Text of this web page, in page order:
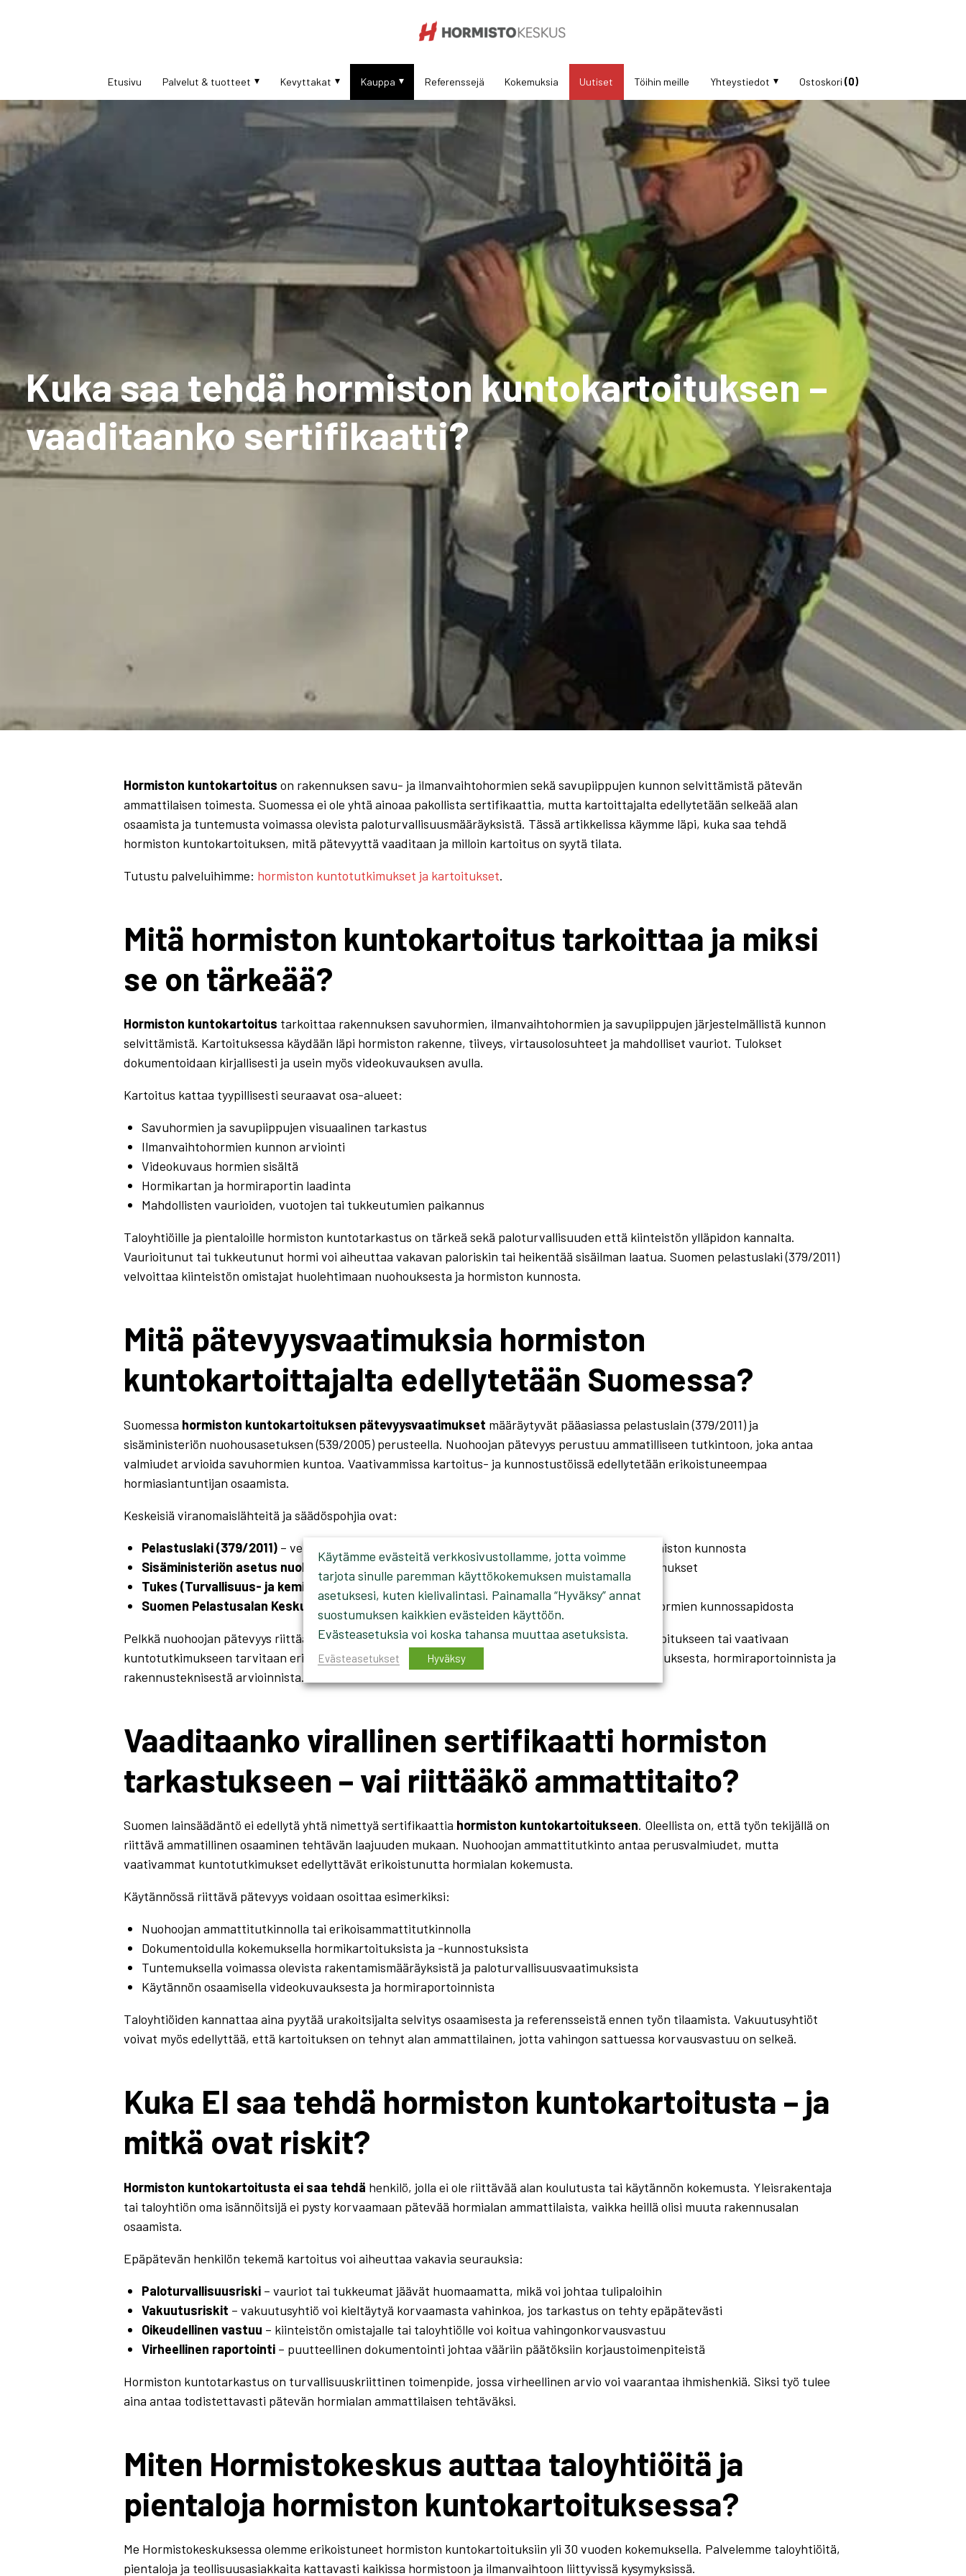
Etusivu Palvelut & tuotteet Kevyttakat Kauppa Referenssejä Kokemuksia Uutiset Töihin meille Yhteystiedot Ostoskori (0)
Kuka saa tehdä hormiston kuntokartoituksen –
vaaditaanko sertifikaatti?
Hormiston kuntokartoitus on rakennuksen savu- ja ilmanvaihtohormien sekä savupiippujen kunnon selvittämistä pätevän
ammattilaisen toimesta. Suomessa ei ole yhtä ainoaa pakollista sertifikaattia, mutta kartoittajalta edellytetään selkeää alan
osaamista ja tuntemusta voimassa olevista paloturvallisuusmääräyksistä. Tässä artikkelissa käymme läpi, kuka saa tehdä
hormiston kuntokartoituksen, mitä pätevyyttä vaaditaan ja milloin kartoitus on syytä tilata.
Tutustu palveluihimme: hormiston kuntotutkimukset ja kartoitukset.
Mitä hormiston kuntokartoitus tarkoittaa ja miksi
se on tärkeää?
Hormiston kuntokartoitus tarkoittaa rakennuksen savuhormien, ilmanvaihtohormien ja savupiippujen järjestelmällistä kunnon
selvittämistä. Kartoituksessa käydään läpi hormiston rakenne, tiiveys, virtausolosuhteet ja mahdolliset vauriot. Tulokset
dokumentoidaan kirjallisesti ja usein myös videokuvauksen avulla.
Kartoitus kattaa tyypillisesti seuraavat osa-alueet:
Savuhormien ja savupiippujen visuaalinen tarkastus
Ilmanvaihtohormien kunnon arviointi
Videokuvaus hormien sisältä
Hormikartan ja hormiraportin laadinta
Mahdollisten vaurioiden, vuotojen tai tukkeutumien paikannus
Taloyhtiöille ja pientaloille hormiston kuntotarkastus on tärkeä sekä paloturvallisuuden että kiinteistön ylläpidon kannalta.
Vaurioitunut tai tukkeutunut hormi voi aiheuttaa vakavan paloriskin tai heikentää sisäilman laatua. Suomen pelastuslaki (379/2011)
velvoittaa kiinteistön omistajat huolehtimaan nuohouksesta ja hormiston kunnosta.
Mitä pätevyysvaatimuksia hormiston
kuntokartoittajalta edellytetään Suomessa?
Suomessa hormiston kuntokartoituksen pätevyysvaatimukset määräytyvät pääasiassa pelastuslain (379/2011) ja
sisäministeriön nuohousasetuksen (539/2005) perusteella. Nuohoojan pätevyys perustuu ammatilliseen tutkintoon, joka antaa
valmiudet arvioida savuhormien kuntoa. Vaativammissa kartoitus- ja kunnostustöissä edellytetään erikoistuneempaa
hormiasiantuntijan osaamista.
Keskeisiä viranomaislähteitä ja säädöspohjia ovat:
Pelastuslaki (379/2011) – velvoittaa kiinteistön omistajan huolehtimaan nuohouksesta ja hormiston kunnosta
Sisäministeriön asetus nuohouksesta (539/2005)
– määrittelee nuohoojan kelpoisuusvaatimukset
Tukes (Turvallisuus- ja kemikaalivirasto)
– valvoo paloturvallisuuteen liittyviä vaatimuksia
Suomen Pelastusalan Keskusjärjestö (SPEK)
– tuottaa ohjeistusta paloturvallisuudesta ja hormien kunnossapidosta
Pelkkä nuohoojan pätevyys riittää perusnuohoukseen, mutta laajempaan ilmanvaihtohormien kartoitukseen tai vaativaan
kuntotutkimukseen tarvitaan erikoistunut hormialan ammattilainen, jolla on kokemusta videokuvauksesta, hormiraportoinnista ja
rakennusteknisestä arvioinnista.
Vaaditaanko virallinen sertifikaatti hormiston
tarkastukseen – vai riittääkö ammattitaito?
Suomen lainsäädäntö ei edellytä yhtä nimettyä sertifikaattia hormiston kuntokartoitukseen. Oleellista on, että työn tekijällä on
riittävä ammatillinen osaaminen tehtävän laajuuden mukaan. Nuohoojan ammattitutkinto antaa perusvalmiudet, mutta
vaativammat kuntotutkimukset edellyttävät erikoistunutta hormialan kokemusta.
Käytännössä riittävä pätevyys voidaan osoittaa esimerkiksi:
Nuohoojan ammattitutkinnolla tai erikoisammattitutkinnolla
Dokumentoidulla kokemuksella hormikartoituksista ja -kunnostuksista
Tuntemuksella voimassa olevista rakentamismääräyksistä ja paloturvallisuusvaatimuksista
Käytännön osaamisella videokuvauksesta ja hormiraportoinnista
Taloyhtiöiden kannattaa aina pyytää urakoitsijalta selvitys osaamisesta ja referensseistä ennen työn tilaamista. Vakuutusyhtiöt
voivat myös edellyttää, että kartoituksen on tehnyt alan ammattilainen, jotta vahingon sattuessa korvausvastuu on selkeä.
Kuka EI saa tehdä hormiston kuntokartoitusta – ja
mitkä ovat riskit?
Hormiston kuntokartoitusta ei saa tehdä henkilö, jolla ei ole riittävää alan koulutusta tai käytännön kokemusta. Yleisrakentaja
tai taloyhtiön oma isännöitsijä ei pysty korvaamaan pätevää hormialan ammattilaista, vaikka heillä olisi muuta rakennusalan
osaamista.
Epäpätevän henkilön tekemä kartoitus voi aiheuttaa vakavia seurauksia:
Paloturvallisuusriski – vauriot tai tukkeumat jäävät huomaamatta, mikä voi johtaa tulipaloihin
Vakuutusriskit – vakuutusyhtiö voi kieltäytyä korvaamasta vahinkoa, jos tarkastus on tehty epäpätevästi
Oikeudellinen vastuu – kiinteistön omistajalle tai taloyhtiölle voi koitua vahingonkorvausvastuu
Virheellinen raportointi – puutteellinen dokumentointi johtaa vääriin päätöksiin korjaustoimenpiteistä
Hormiston kuntotarkastus on turvallisuuskriittinen toimenpide, jossa virheellinen arvio voi vaarantaa ihmishenkiä. Siksi työ tulee
aina antaa todistettavasti pätevän hormialan ammattilaisen tehtäväksi.
Miten Hormistokeskus auttaa taloyhtiöitä ja
pientaloja hormiston kuntokartoituksessa?
Me Hormistokeskuksessa olemme erikoistuneet hormiston kuntokartoituksiin yli 30 vuoden kokemuksella. Palvelemme taloyhtiöitä,
pientaloja ja teollisuusasiakkaita kattavasti kaikissa hormistoon ja ilmanvaihtoon liittyvissä kysymyksissä.
Käytämme evästeitä verkkosivustollamme, jotta voimme
tarjota sinulle paremman käyttökokemuksen muistamalla
asetuksesi, kuten kielivalintasi. Painamalla “Hyväksy” annat
suostumuksen kaikkien evästeiden käyttöön.
Evästeasetuksia voi koska tahansa muuttaa asetuksista.
Evästeasetukset Hyväksy